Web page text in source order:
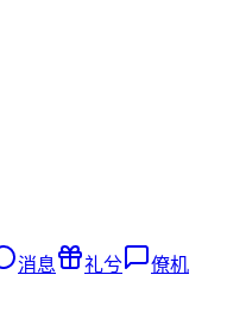
消息 礼兮 僚机